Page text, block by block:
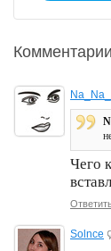
Чего
Solnce